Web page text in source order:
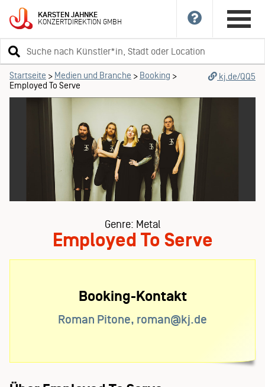
KARSTENJAHNKE
KONZERTDIREKTIONGMBH
Suchbegriff
eingeben
Startseite > Medien und Branche > Booking >
Employed To Serve
kj.de/QQ5
Genre: Metal
Employed To Serve
Booking-Kontakt
Roman Pitone, roman@kj.de